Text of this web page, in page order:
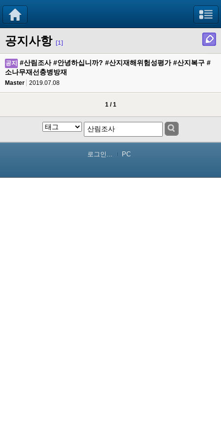
공지사항 [1]
공지
#산림조사 #안녕하십니까? #산지재해위험성평가 #산지복구 #
소나무재선충병방재
Master 2019.07.08
1 / 1
로그인... PC